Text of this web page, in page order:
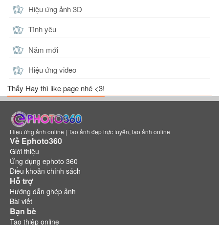
Hiệu ứng ảnh 3D
Tình yêu
Năm mới
Hiệu ứng video
Thấy Hay thì like page nhé <3!
Hiệu ứng ảnh online | Tạo ảnh đẹp trực tuyến, tạo ảnh online
Về Ephoto360
Giới thiệu
Ứng dụng ephoto 360
Điều khoản chính sách
Hỗ trợ
Hướng dẫn ghép ảnh
Bài viết
Bạn bè
Tạo thiệp online